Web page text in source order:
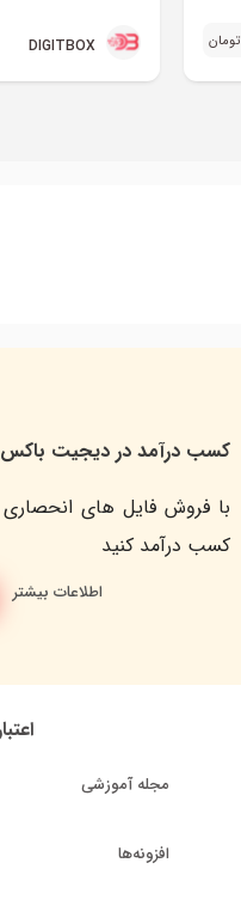
تومان DIGITBOX
کسب درآمد در دیجیت باکس
با فروش فایل های
کسب درآمد کنید
اطلاعات بیشتر
مجله آموزشی
افزونه‌ها